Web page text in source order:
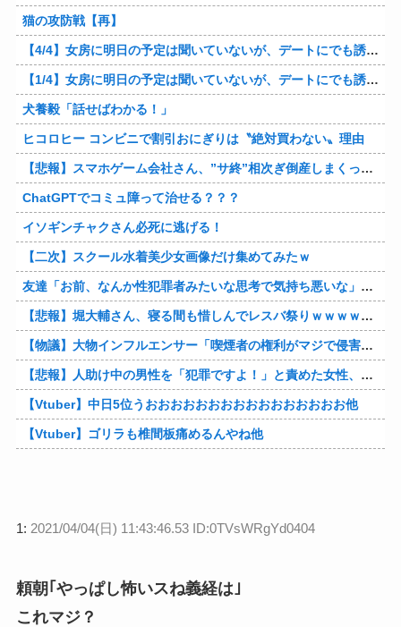
猫の攻防戦【再】
【4/4】女房に明日の予定は聞いていないが、デートにでも誘ってみる。多分断られるはずだ。間男と会うからね。はいはいどうぞ思う存分お楽しみください。そのうち地獄に落してやるわ！
【1/4】女房に明日の予定は聞いていないが、デートにでも誘ってみる。多分断られるはずだ。間男と会うからね。はいはいどうぞ思う存分お楽しみください。そのうち地獄に落してやるわ！
犬養毅「話せばわかる！」
ヒコロヒー コンビニで割引おにぎりは〝絶対買わない〟理由
【悲報】スマホゲーム会社さん、”サ終”相次ぎ倒産しまくってる模様
ChatGPTでコミュ障って治せる？？？
イソギンチャクさん必死に逃げる！
【二次】スクール水着美少女画像だけ集めてみたｗ
友達「お前、なんか性犯罪者みたいな思考で気持ち悪いな」言われたわ
【悲報】堀大輔さん、寝る間も惜しんでレスバ祭りｗｗｗｗｗｗｗｗｗｗｗｗｗｗｗｗｗｗｗｗｗｗｗｗ他
【物議】大物インフルエンサー「喫煙者の権利がマジで侵害されてる。いくら税金払ってるんだ」他
【悲報】人助け中の男性を「犯罪ですよ！」と責めた女性、警察が来た瞬間逃げる他
【Vtuber】中日5位うおおおおおおおおおおおおおおおお他
【Vtuber】ゴリラも椎間板痛めるんやね他
1: 2021/04/04(日) 11:43:46.53 ID:0TVsWRgYd0404
頼朝｢やっぱし怖いスね義経は｣
これマジ？